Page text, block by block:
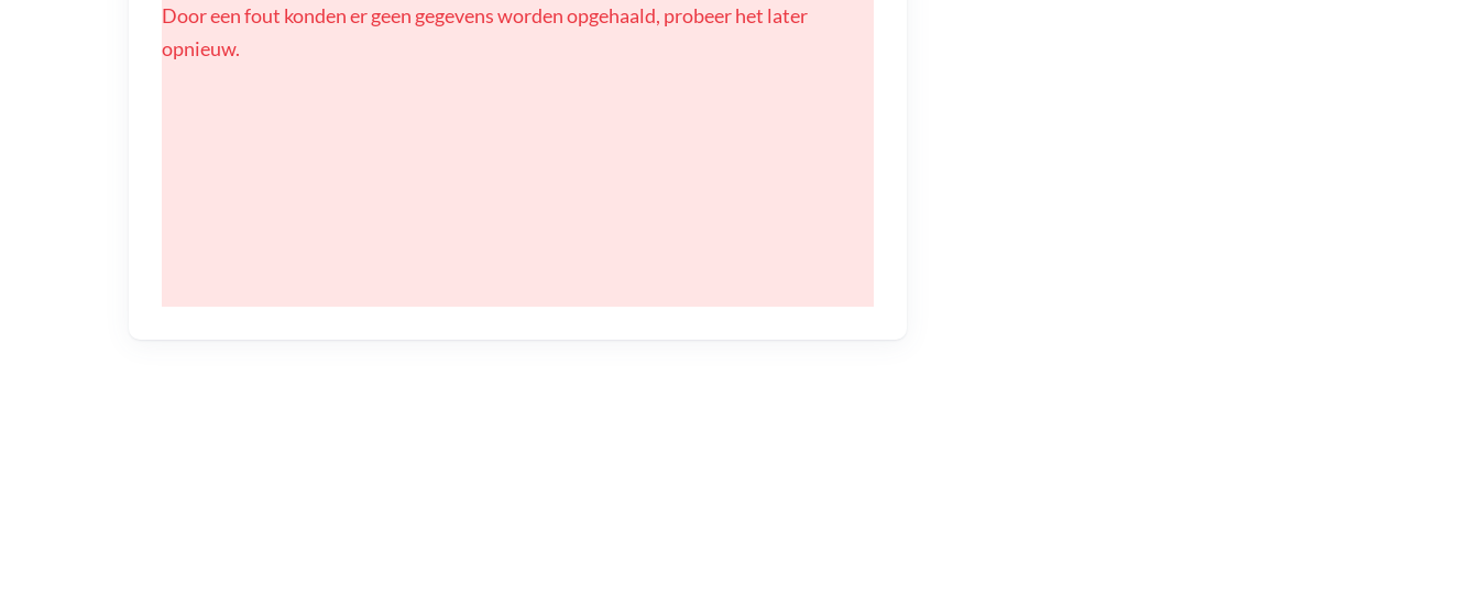
Door een fout konden er geen gegevens worden opgehaald, probeer het later
opnieuw.